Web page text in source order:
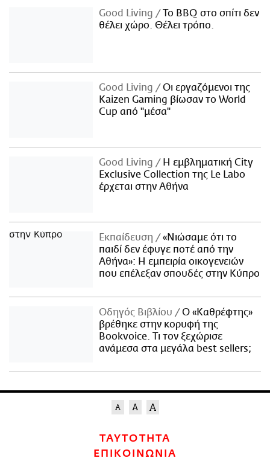
Good Living
Το BBQ στο σπίτι δεν
θέλει χώρο. Θέλει τρόπο.
Good Living
Οι εργαζόμενοι της
Kaizen Gaming βίωσαν το World
Cup από "μέσα"
Good Living
Η εμβληματική City
Exclusive Collection της Le Labo
έρχεται στην Αθήνα
Εκπαίδευση
«Νιώσαμε ότι το
παιδί δεν έφυγε ποτέ από την
Αθήνα»: Η εμπειρία οικογενειών
που επέλεξαν σπουδές στην Κύπρο
Οδηγός Βιβλίου
Ο «Καθρέφτης»
βρέθηκε στην κορυφή της
Bookvoice. Τι τον ξεχώρισε
ανάμεσα στα μεγάλα best sellers;
ΤΑΥΤΟΤΗΤΑ
ΕΠΙΚΟΙΝΩΝΙΑ